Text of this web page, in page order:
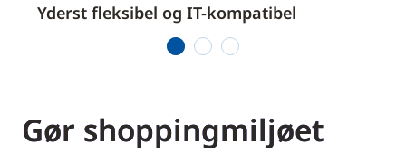
Yderst fleksibel og IT-kompatibel
Gør shoppingmiljøet